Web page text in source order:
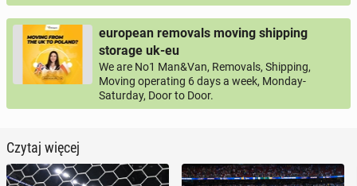
european removals moving shipping
storage uk-eu
We are No1 Man&Van, Removals, Shipping,
Moving operating 6 days a week, Monday-
Saturday, Door to Door.
Czytaj więcej